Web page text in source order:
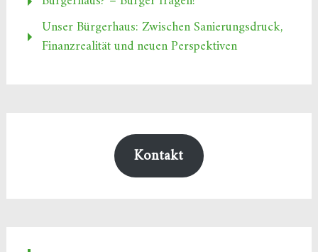
Unser Bürgerhaus: Zwischen Sanierungsdruck,
Finanzrealität und neuen Perspektiven
Kontakt